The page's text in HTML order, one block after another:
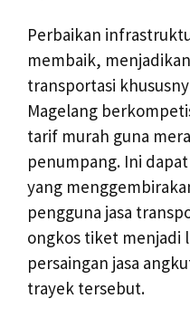
Perbaikan
membaik,
transportasi
Magelang
tarif murah guna
penumpang. Ini
yang
pengguna jasa
ongkos tiket menjadi
persaingan jasa
trayek tersebut.